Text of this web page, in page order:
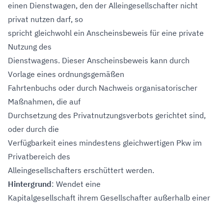
einen Dienstwagen, den der Alleingesellschafter nicht
privat nutzen darf, so
spricht gleichwohl ein Anscheinsbeweis für eine private
Nutzung des
Dienstwagens. Dieser Anscheinsbeweis kann durch
Vorlage eines ordnungsgemäßen
Fahrtenbuchs oder durch Nachweis organisatorischer
Maßnahmen, die auf
Durchsetzung des Privatnutzungsverbots gerichtet sind,
oder durch die
Verfügbarkeit eines mindestens gleichwertigen Pkw im
Privatbereich des
Alleingesellschafters erschüttert werden.
Hintergrund: Wendet eine
Kapitalgesellschaft ihrem Gesellschafter außerhalb einer